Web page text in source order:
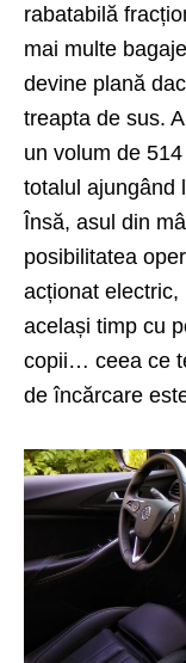
rabatabilă
mai multe
devine plană
treapta de sus.
un volum de
totalul ajungând
Însă, asul din
posibilitatea
acționat
același timp cu
copii… ceea ce
de încărcare